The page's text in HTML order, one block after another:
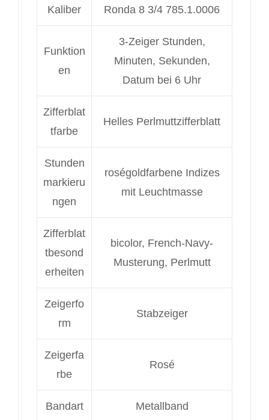
Kaliber Ronda 8 3/4 785.1.0006
Funktion
en
3-Zeiger Stunden,
Minuten, Sekunden,
Datum bei 6 Uhr
Zifferblat
tfarbe
Helles Perlmuttzifferblatt
Stunden
markieru
ngen
roségoldfarbene Indizes
mit Leuchtmasse
Zifferblat
tbesond
erheiten
bicolor, French-Navy-
Musterung, Perlmutt
Zeigerfo
rm
Stabzeiger
Zeigerfa
rbe
Rosé
Bandart Metallband